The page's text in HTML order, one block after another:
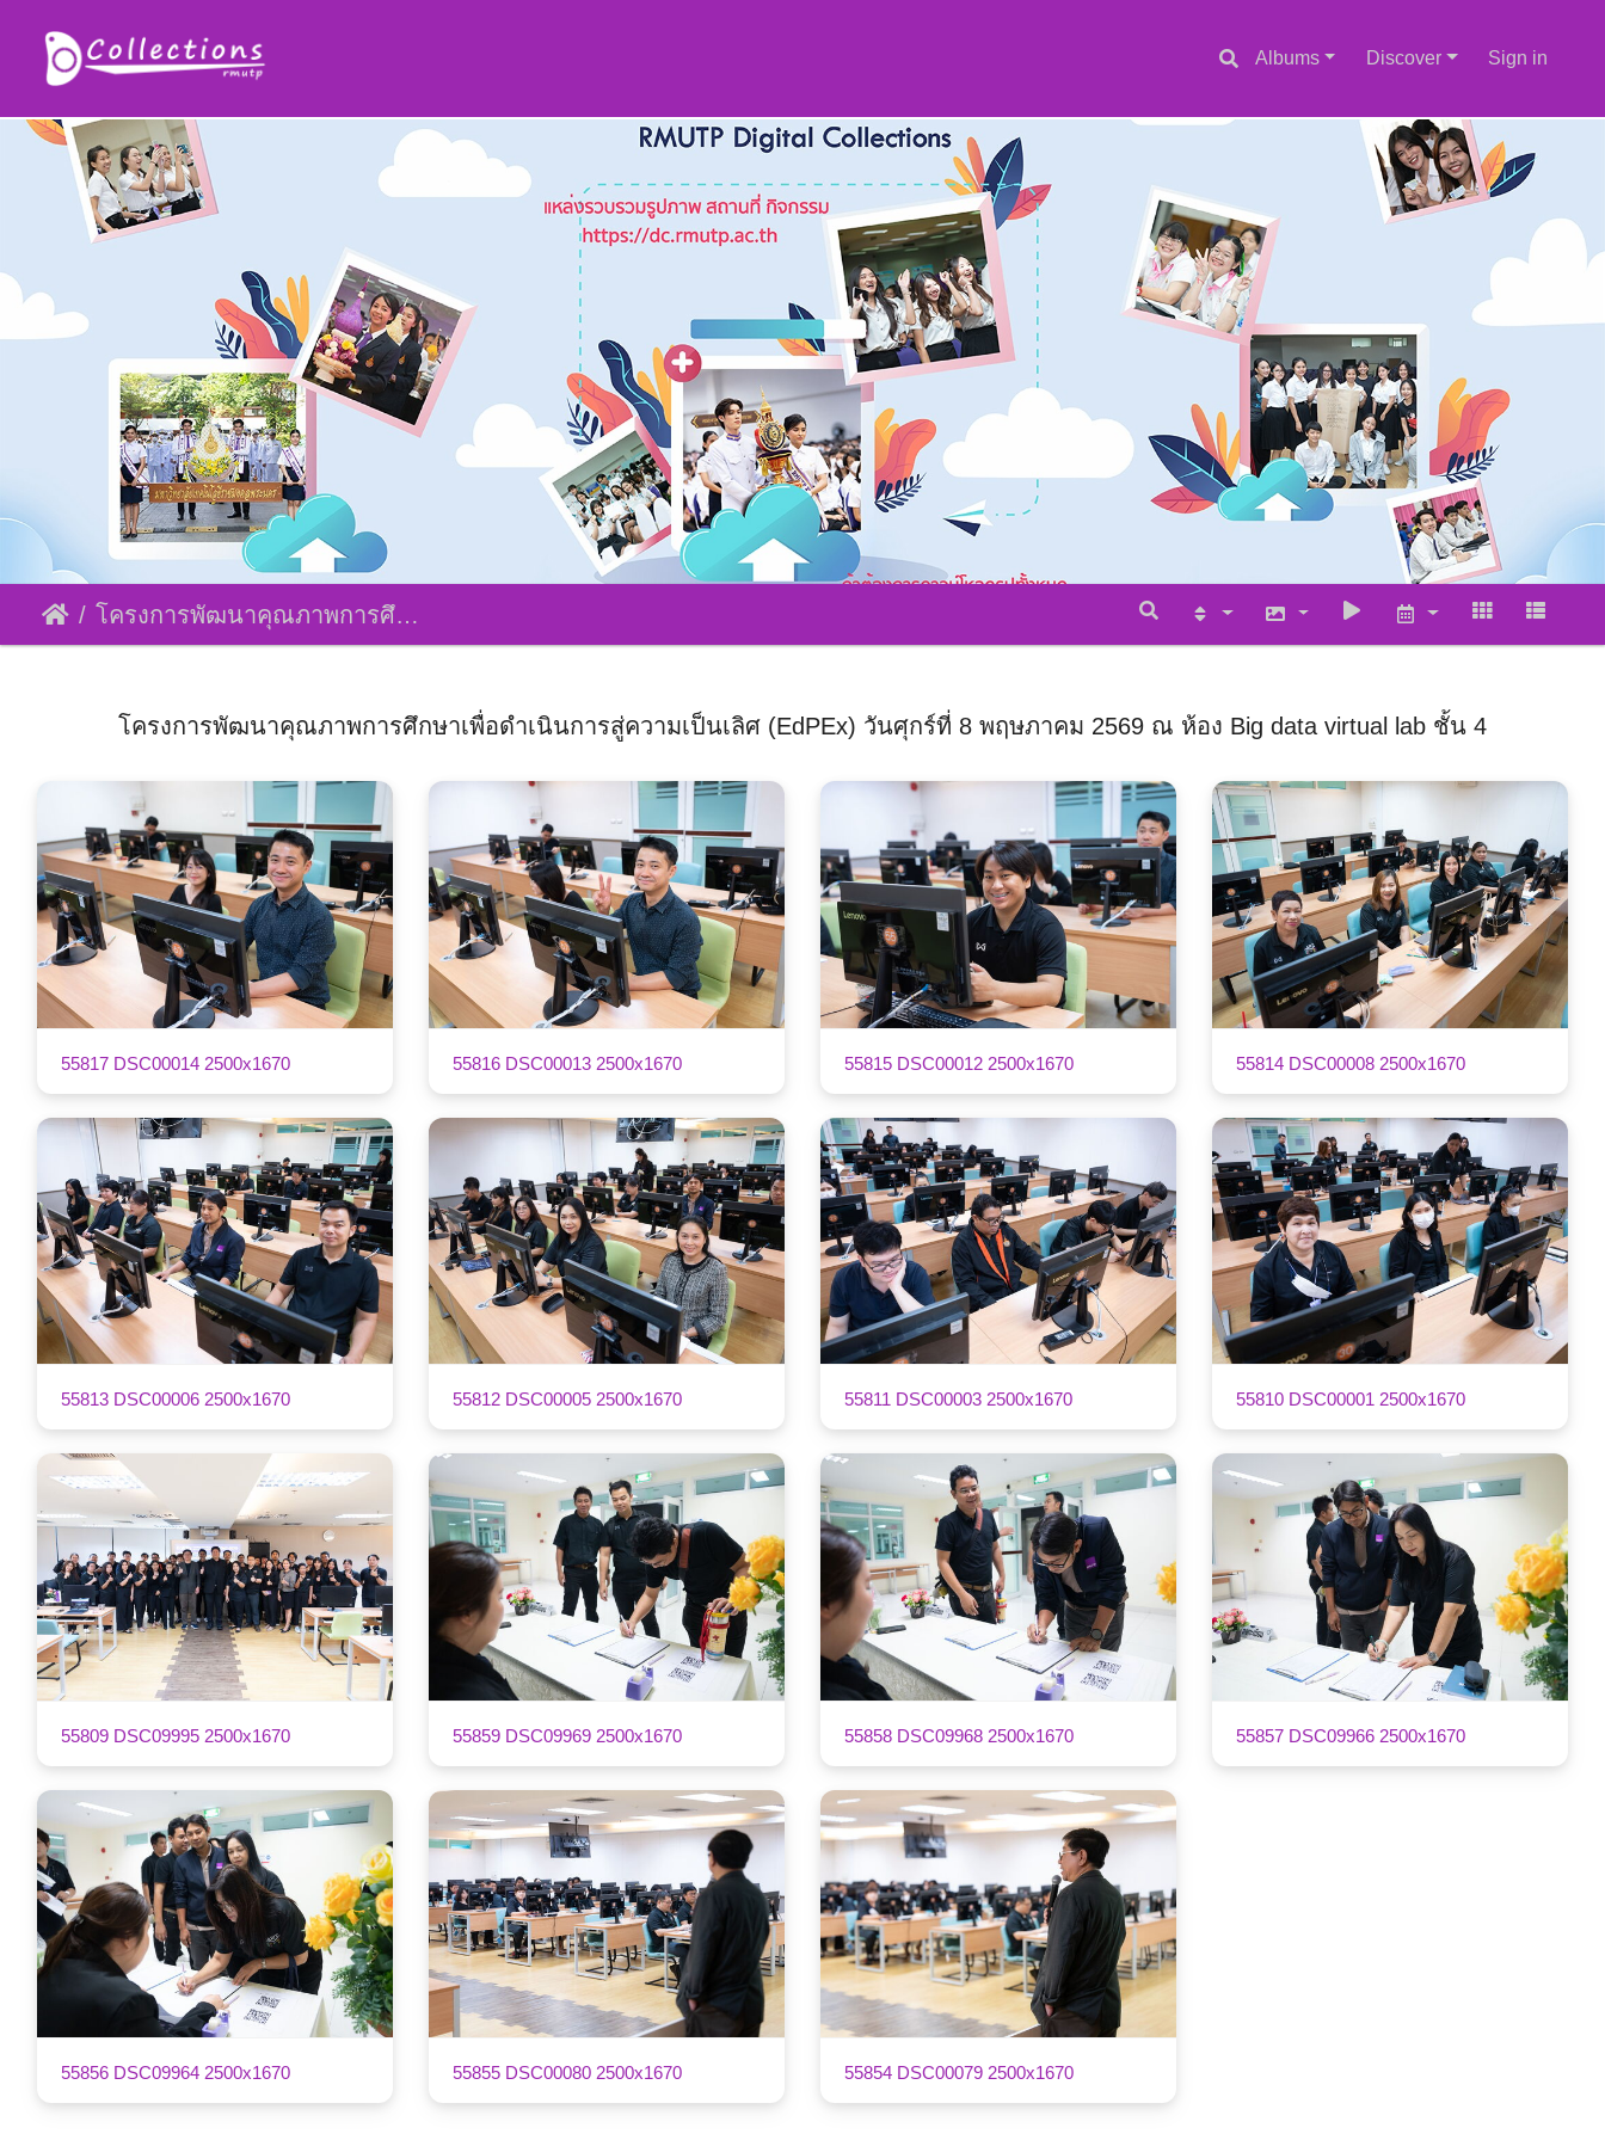
Albums Discover Sign in
โครงการพัฒนาคุณภาพการศึกษาเพื่อดำเนินการสู่ความเป็นเลิศ EdPEx
โครงการพัฒนาคุณภาพการศึกษาเพื่อดำเนินการสู่ความเป็นเลิศ (EdPEx) วันศุกร์ที่ 8 พฤษภาคม 2569 ณ ห้อง Big data virtual lab ชั้น 4
55817 DSC00014 2500x1670 55816 DSC00013 2500x1670 55815 DSC00012 2500x1670 55814 DSC00008 2500x1670
55813 DSC00006 2500x1670 55812 DSC00005 2500x1670 55811 DSC00003 2500x1670 55810 DSC00001 2500x1670
55809 DSC09995 2500x1670 55859 DSC09969 2500x1670 55858 DSC09968 2500x1670 55857 DSC09966 2500x1670
55856 DSC09964 2500x1670 55855 DSC00080 2500x1670 55854 DSC00079 2500x1670